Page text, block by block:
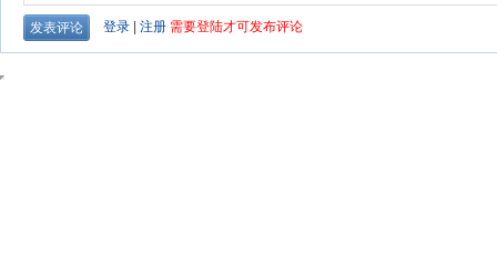
登录 注册 需要登陆才可发布评论